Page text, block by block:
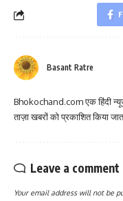
Basant Ratre
Bhokochand.com एक हिंदी
ताज़ा खबरों को प्रकाशित किया
Leave a comment
Your email address will not be